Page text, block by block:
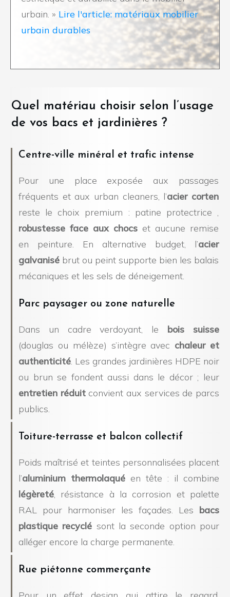
urbain. » Lire l'article: matériaux mobilier
urbain durables
Quel matériau choisir selon l’usage
de vos bacs et jardinières ?
Centre-ville minéral et trafic intense
Pour une place exposée aux passages
fréquents et aux urban cleaners, l’acier corten
reste le choix premium : patine protectrice ,
robustesse face aux chocs et aucune remise
en peinture. En alternative budget, l’acier
galvanisé brut ou peint supporte bien les balais
mécaniques et les sels de déneigement.
Parc paysager ou zone naturelle
Dans un cadre verdoyant, le bois suisse
(douglas ou mélèze) s’intègre avec chaleur et
authenticité. Les grandes jardinières HDPE noir
ou brun se fondent aussi dans le décor ; leur
entretien réduitconvient aux services de parcs
publics.
Toiture-terrasse et balcon collectif
Poids maîtrisé et teintes personnalisées placent
l’aluminium thermolaqué en tête : il combine
légèreté, résistance à la corrosion et palette
RAL pour harmoniser les façades. Les bacs
plastique recyclé sont la seconde option pour
alléger encore la charge permanente.
Rue piétonne commerçante